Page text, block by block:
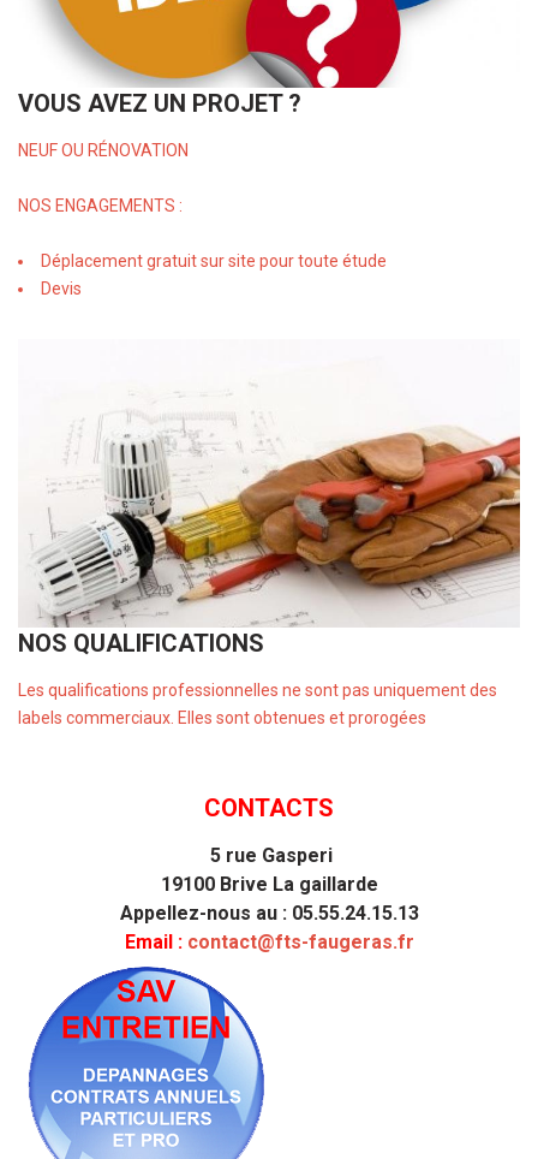
VOUS AVEZ UN PROJET ?
NEUF OU RÉNOVATION
NOS ENGAGEMENTS :
Déplacement gratuit sur site pour toute étude
Devis
NOS QUALIFICATIONS
Les qualifications professionnelles ne sont pas uniquement des
labels commerciaux. Elles sont obtenues et prorogées
CONTACTS
5 rue Gasperi
19100 Brive La gaillarde
Appellez-nous au : 05.55.24.15.13
Email : contact@fts-faugeras.fr